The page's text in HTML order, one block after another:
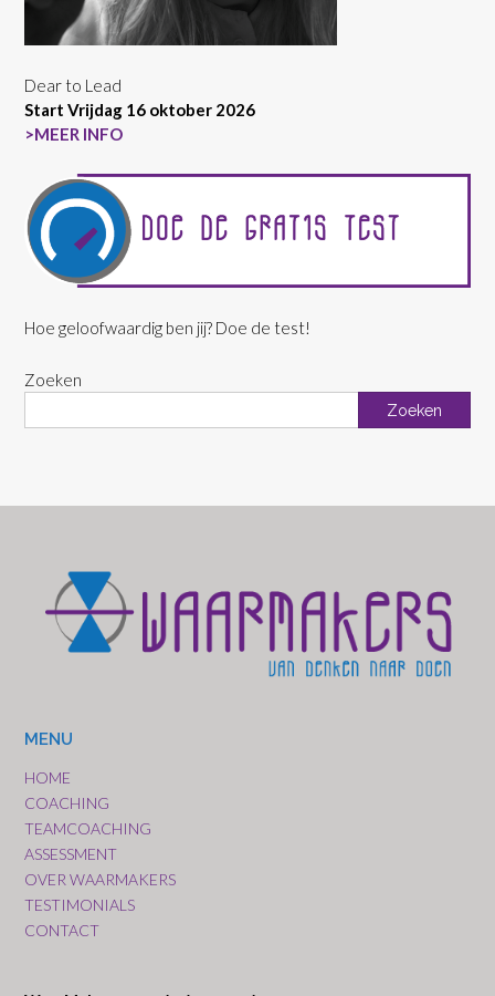
Dear to Lead
Start Vrijdag 16 oktober 2026
>MEER INFO
Hoe geloofwaardig ben jij? Doe de test!
Zoeken
Zoeken
MENU
HOME
COACHING
TEAMCOACHING
ASSESSMENT
OVER WAARMAKERS
TESTIMONIALS
CONTACT